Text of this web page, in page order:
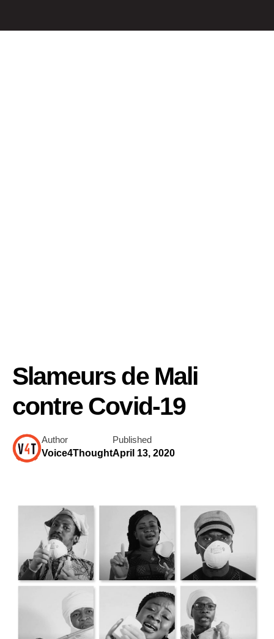
Slameurs de Mali
contre Covid-19
Author
Voice4Thought
Published
April 13, 2020